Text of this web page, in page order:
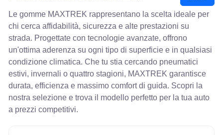
Le gomme MAXTREK rappresentano la scelta ideale per
chi cerca affidabilità, sicurezza e alte prestazioni su
strada. Progettate con tecnologie avanzate, offrono
un'ottima aderenza su ogni tipo di superficie e in qualsiasi
condizione climatica. Che tu stia cercando pneumatici
estivi, invernali o quattro stagioni, MAXTREK garantisce
durata, efficienza e massimo comfort di guida. Scopri la
nostra selezione e trova il modello perfetto per la tua auto
a prezzi competitivi.